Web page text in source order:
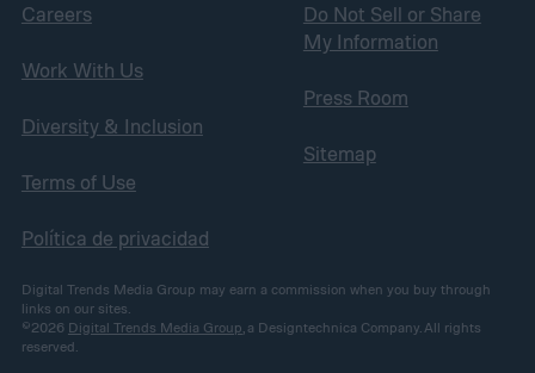
Careers
Work With Us
Diversity & Inclusion
Terms of Use
Política de privacidad
Do Not Sell or Share
My Information
Press Room
Sitemap
Digital Trends Media Group may earn a commission when you buy through
links on our sites.
©2026 Digital Trends Media Group , a Designtechnica Company. All rights
reserved.